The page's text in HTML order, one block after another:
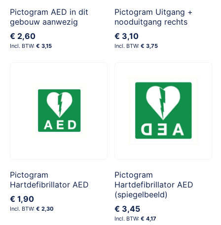
Pictogram AED in dit
gebouw aanwezig
€ 2,60
€ 3,15
Pictogram Uitgang +
nooduitgang rechts
€ 3,10
€ 3,75
Pictogram
Hartdefibrillator AED
€ 1,90
€ 2,30
Pictogram
Hartdefibrillator AED
(spiegelbeeld)
€ 3,45
€ 4,17